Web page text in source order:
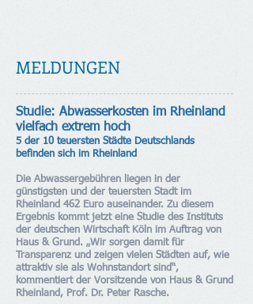
MELDUNGEN
Studie: Abwasserkosten im Rheinland
vielfach extrem hoch
5 der 10 teuersten Städte Deutschlands
befinden sich im Rheinland
Die Abwassergebühren liegen in der
günstigsten und der teuersten Stadt im
Rheinland 462 Euro auseinander. Zu diesem
Ergebnis kommt jetzt eine Studie des Instituts
der deutschen Wirtschaft Köln im Auftrag von
Haus & Grund. „Wir sorgen damit für
Transparenz und zeigen vielen Städten auf, wie
attraktiv sie als Wohnstandort sind“,
kommentiert der Vorsitzende von Haus & Grund
Rheinland, Prof. Dr. Peter Rasche.